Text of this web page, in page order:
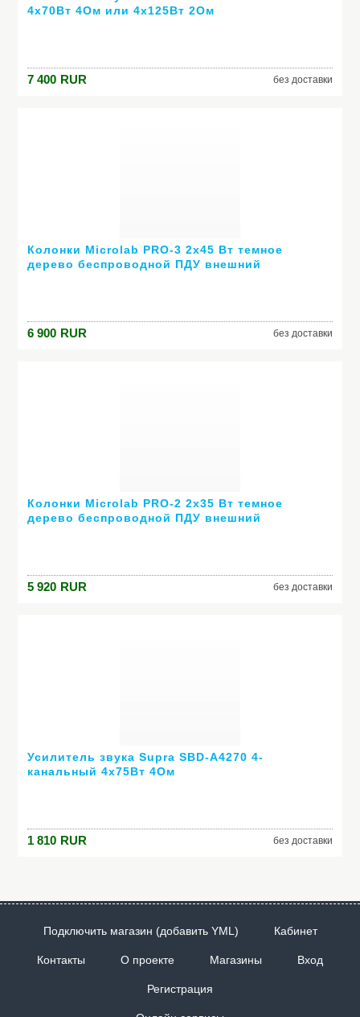
4х70Вт 4Ом или 4х125Вт 2Ом
7 400 RUR без доставки
Колонки Microlab PRO-3 2х45 Вт темное
дерево беспроводной ПДУ внешний
6 900 RUR без доставки
Колонки Microlab PRO-2 2х35 Вт темное
дерево беспроводной ПДУ внешний
5 920 RUR без доставки
Усилитель звука Supra SBD-A4270 4-
канальный 4х75Вт 4Ом
1 810 RUR без доставки
Подключить магазин (добавить YML) Кабинет
Контакты О проекте Магазины Вход
Регистрация